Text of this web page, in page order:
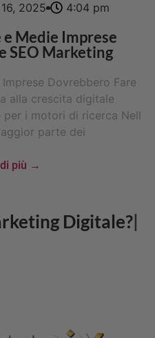
2025 4:04 pm
Medie Imprese
SEO Marketing
Dovrebbero Fare
alla crescita digitale
i motori di ricerca Nell
parte dei
più →
Goo